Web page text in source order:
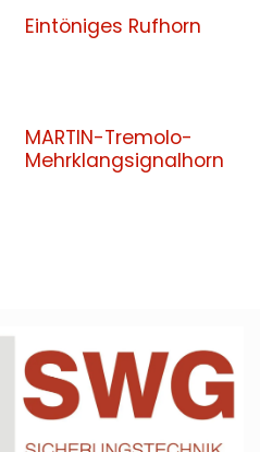
Eintöniges Rufhorn
MARTIN-Tremolo-
Mehrklangsignalhorn